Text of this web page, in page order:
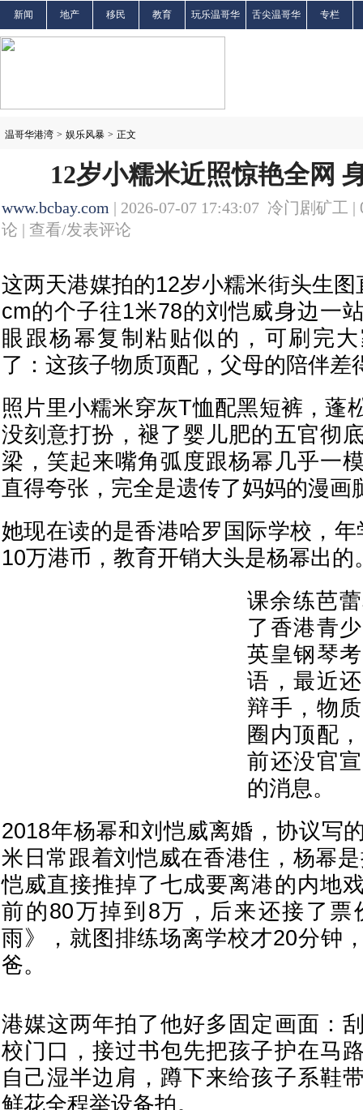
新闻 地产 移民 教育 玩乐温哥华 舌尖温哥华 专栏
温哥华港湾 > 娱乐风暴 > 正文
12岁小糯米近照惊艳全网
www.bcbay.com | 2026-07-07 17:43:07 冷门剧矿工 |
论 | 查看/发表评论
这两天港媒拍的12岁小糯米街头生
cm的个子往1米78的刘恺威身边一
眼跟杨幂复制粘贴似的，可刷完
了：这孩子物质顶配，父母的陪伴差
照片里小糯米穿灰T恤配黑短裤，蓬
没刻意打扮，褪了婴儿肥的五官彻
梁，笑起来嘴角弧度跟杨幂几乎一
直得夸张，完全是遗传了妈妈的漫画
她现在读的是香港哈罗国际学校，
10万港币，教育开销大头是杨幂出的
课余练芭
了香港青
英皇钢琴
语，最近
辩手，物
圈内顶配
前还没官
的消息。
2018年杨幂和刘恺威离婚，协议写
米日常跟着刘恺威在香港住，杨幂
恺威直接推掉了七成要离港的内地
前的80万掉到8万，后来还接了票
雨》，就图排练场离学校才20分钟
爸。
港媒这两年拍了他好多固定画面：
校门口，接过书包先把孩子护在马
自己湿半边肩，蹲下来给孩子系鞋
鲜花全程举设备拍。